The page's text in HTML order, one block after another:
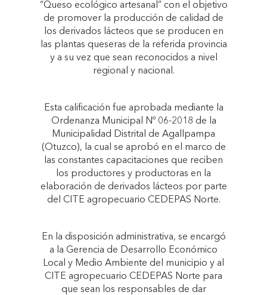
“Queso ecológico artesanal” con el objetivo
de promover la producción de calidad de
los derivados lácteos que se producen en
las plantas queseras de la referida provincia
y a su vez que sean reconocidos a nivel
regional y nacional.
Esta calificación fue aprobada mediante la
Ordenanza Municipal Nº 06-2018 de la
Municipalidad Distrital de Agallpampa
(Otuzco), la cual se aprobó en el marco de
las constantes capacitaciones que reciben
los productores y productoras en la
elaboración de derivados lácteos por parte
del CITE agropecuario CEDEPAS Norte.
En la disposición administrativa, se encargó
a la Gerencia de Desarrollo Económico
Local y Medio Ambiente del municipio y al
CITE agropecuario CEDEPAS Norte para
que sean los responsables de dar